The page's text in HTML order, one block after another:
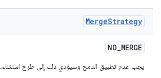
MergeStrategy
NO_MERGE
يجب عدم تطبيق الدمج وسيؤدي ذلك إلى طرح استثناء.